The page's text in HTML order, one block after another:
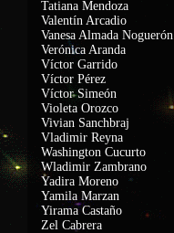
Tatiana Mendoza
Valentín Arcadio
Vanesa Almada Noguerón
Verónica Aranda
Víctor Garrido
Víctor Pérez
Víctor Simeón
Violeta Orozco
Vivian Sanchbraj
Vladimir Reyna
Washington Cucurto
Wladimir Zambrano
Yadira Moreno
Yamila Marzan
Yirama Castaño
Zel Cabrera